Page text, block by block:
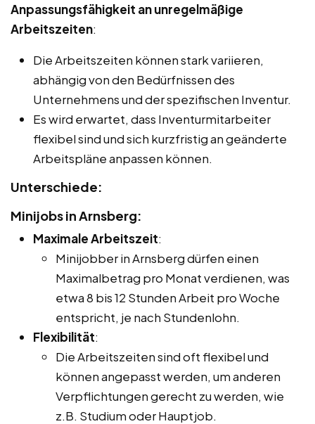
Anpassungsfähigkeit an unregelmäßige
Arbeitszeiten:
Die Arbeitszeiten können stark variieren,
abhängig von den Bedürfnissen des
Unternehmens und der spezifischen Inventur.
Es wird erwartet, dass Inventurmitarbeiter
flexibel sind und sich kurzfristig an geänderte
Arbeitspläne anpassen können.
Unterschiede:
Minijobs in Arnsberg:
Maximale Arbeitszeit:
Minijobber in Arnsberg dürfen einen
Maximalbetrag pro Monat verdienen, was
etwa 8 bis 12 Stunden Arbeit pro Woche
entspricht, je nach Stundenlohn.
Flexibilität:
Die Arbeitszeiten sind oft flexibel und
können angepasst werden, um anderen
Verpflichtungen gerecht zu werden, wie
z.B. Studium oder Hauptjob.